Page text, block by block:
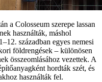
a Colosseum szerepe lassan
használták, máshol
században egyes nemesi
földrengések – különösen
összeomlásához vezettek. A
hordták szét, és
használták fel.